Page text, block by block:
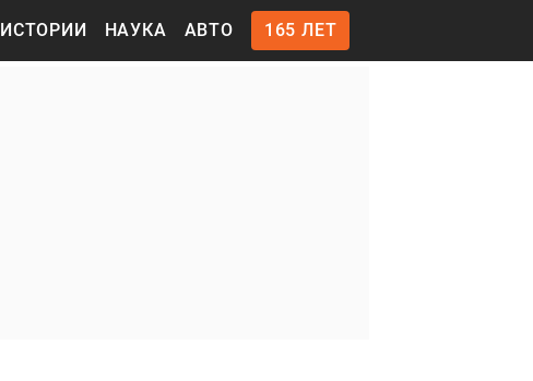
ИСТОРИИ НАУКА АВТО 165 ЛЕТ